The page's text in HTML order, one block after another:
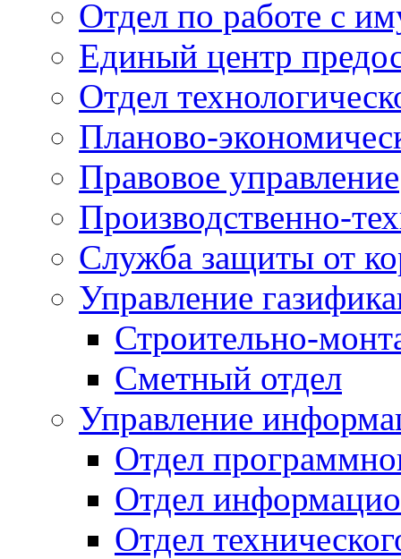
Отдел по работе с
Единый центр
Отдел
Планово-
Правовое управление
Производственно-
Служба защиты от
Управление
Строительно-
Сметный отдел
Управление
Отдел
Отдел
Отдел